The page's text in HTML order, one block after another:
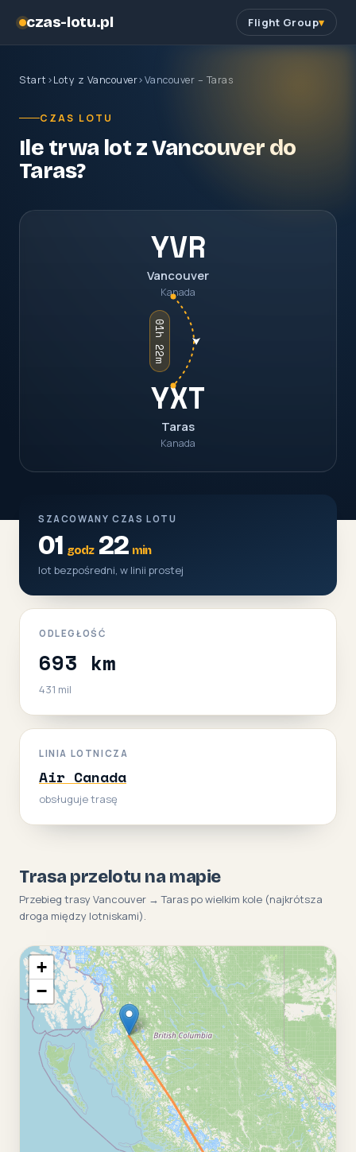
czas-lotu.pl Flight Group
Start ›Loty z Vancouver›Vancouver – Taras
CZAS LOTU
Ile trwa lot z Vancouver do
Taras?
YVR
Vancouver
Kanada
01h 22m
YXT
Taras
Kanada
SZACOWANY CZAS LOTU
01 godz22 min
lot bezpośredni, w linii prostej
ODLEGŁOŚĆ
693 km
431 mil
LINIA LOTNICZA
Air Canada
obsługuje trasę
Trasa przelotu na mapie
Przebieg trasy Vancouver → Taras po wielkim kole (najkrótsza
droga między lotniskami).
+
−